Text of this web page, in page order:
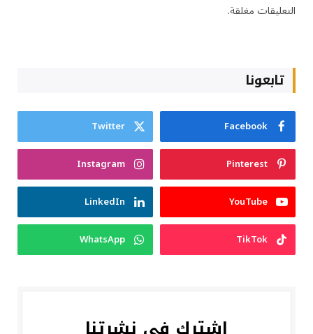
التعليقات مغلقة.
تابعونا
Facebook
Twitter
Pinterest
Instagram
YouTube
LinkedIn
TikTok
WhatsApp